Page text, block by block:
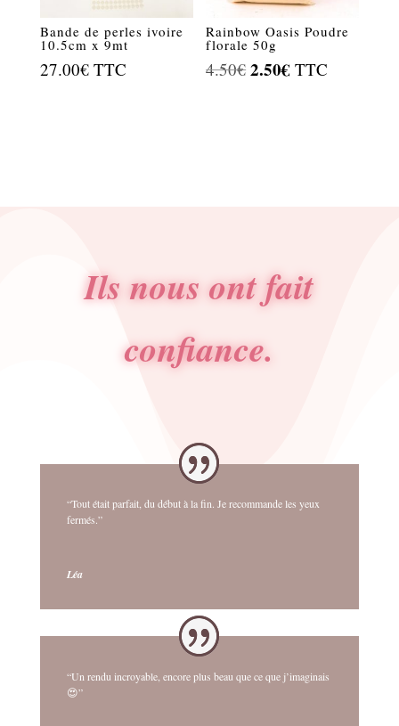
Bande de perles ivoire
10.5cm x 9mt
27.00€ TTC
Rainbow Oasis Poudre
florale 50g
4.50€ Le
2.50€ Le
TTC
Ils nous ont fait
confiance.
“Tout était parfait, du début à la fin. Je recommande les yeux
fermés.”
Léa
“Un rendu incroyable, encore plus beau que ce que j’imaginais
😍”